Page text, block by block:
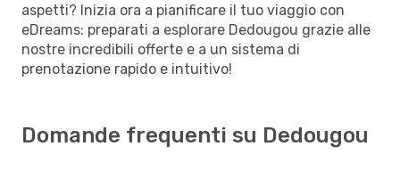
aspetti? Inizia ora a pianificare il tuo viaggio con
eDreams: preparati a esplorare Dedougou grazie alle
nostre incredibili offerte e a un sistema di
prenotazione rapido e intuitivo!
Domande frequenti su Dedougou